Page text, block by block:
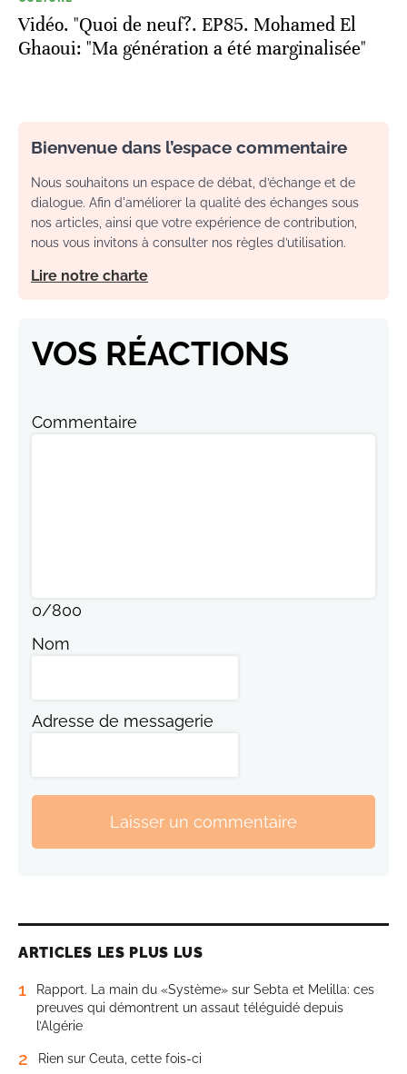
Vidéo. "Quoi de neuf?. EP85. Mohamed El
Ghaoui: "Ma génération a été marginalisée"
Bienvenue dans l’espace commentaire
Nous souhaitons un espace de débat, d’échange et de
dialogue. Afin d'améliorer la qualité des échanges sous
nos articles, ainsi que votre expérience de contribution,
nous vous invitons à consulter nos règles d’utilisation.
Lire notre charte
VOS RÉACTIONS
Commentaire
0/800
Nom
Adresse de messagerie
Laisser un commentaire
ARTICLES LES PLUS LUS
1
Rapport. La main du «Système» sur Sebta et Melilla: ces
preuves qui démontrent un assaut téléguidé depuis
l’Algérie
2 Rien sur Ceuta, cette fois-ci